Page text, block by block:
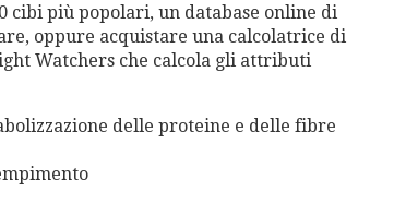
cibi più popolari, un database online di
oppure acquistare una calcolatrice di
Watchers che calcola gli attributi
delle proteine e delle fibre